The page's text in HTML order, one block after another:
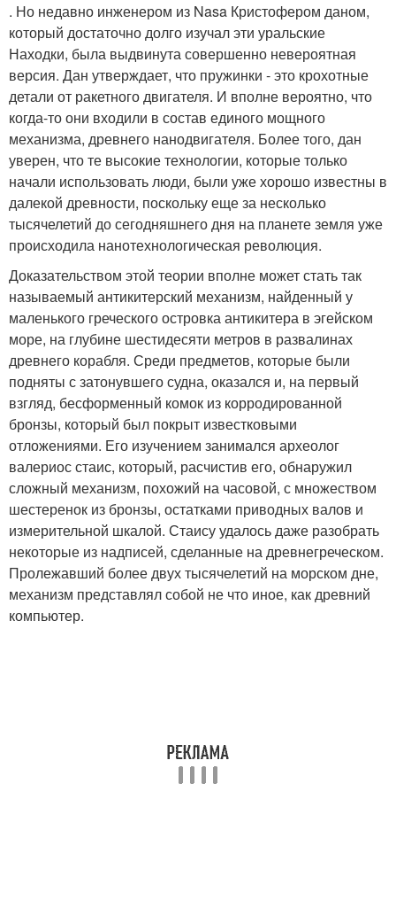
. Но недавно инженером из Nasa Кристофером даном,
который достаточно долго изучал эти уральские
Находки, была выдвинута совершенно невероятная
версия. Дан утверждает, что пружинки - это крохотные
детали от ракетного двигателя. И вполне вероятно, что
когда-то они входили в состав единого мощного
механизма, древнего нанодвигателя. Более того, дан
уверен, что те высокие технологии, которые только
начали использовать люди, были уже хорошо известны в
далекой древности, поскольку еще за несколько
тысячелетий до сегодняшнего дня на планете земля уже
происходила нанотехнологическая революция.
Доказательством этой теории вполне может стать так
называемый антикитерский механизм, найденный у
маленького греческого островка антикитера в эгейском
море, на глубине шестидесяти метров в развалинах
древнего корабля. Среди предметов, которые были
подняты с затонувшего судна, оказался и, на первый
взгляд, бесформенный комок из корродированной
бронзы, который был покрыт известковыми
отложениями. Его изучением занимался археолог
валериос стаис, который, расчистив его, обнаружил
сложный механизм, похожий на часовой, с множеством
шестеренок из бронзы, остатками приводных валов и
измерительной шкалой. Стаису удалось даже разобрать
некоторые из надписей, сделанные на древнегреческом.
Пролежавший более двух тысячелетий на морском дне,
механизм представлял собой не что иное, как древний
компьютер.